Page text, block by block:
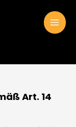
Art. 14